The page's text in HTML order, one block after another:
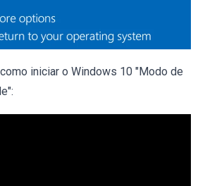
iniciar o Windows 10 "Modo de